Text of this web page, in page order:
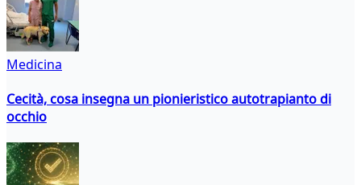
Medicina
Cecità, cosa insegna un pionieristico autotrapianto di
occhio